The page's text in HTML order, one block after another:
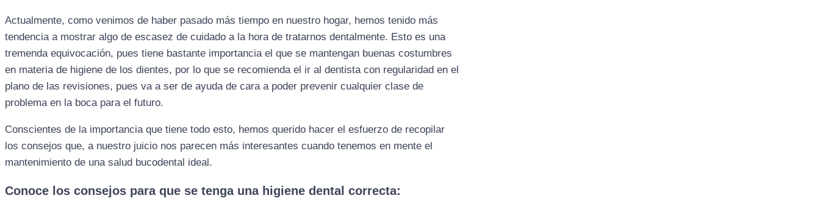
Actualmente, como venimos de haber pasado más tiempo en nuestro hogar, hemos tenido más
tendencia a mostrar algo de escasez de cuidado a la hora de tratarnos dentalmente. Esto es una
tremenda equivocación, pues tiene bastante importancia el que se mantengan buenas costumbres
en materia de higiene de los dientes, por lo que se recomienda el ir al dentista con regularidad en el
plano de las revisiones, pues va a ser de ayuda de cara a poder prevenir cualquier clase de
problema en la boca para el futuro.
Conscientes de la importancia que tiene todo esto, hemos querido hacer el esfuerzo de recopilar
los consejos que, a nuestro juicio nos parecen más interesantes cuando tenemos en mente el
mantenimiento de una salud bucodental ideal.
Conoce los consejos para que se tenga una higiene dental correcta: